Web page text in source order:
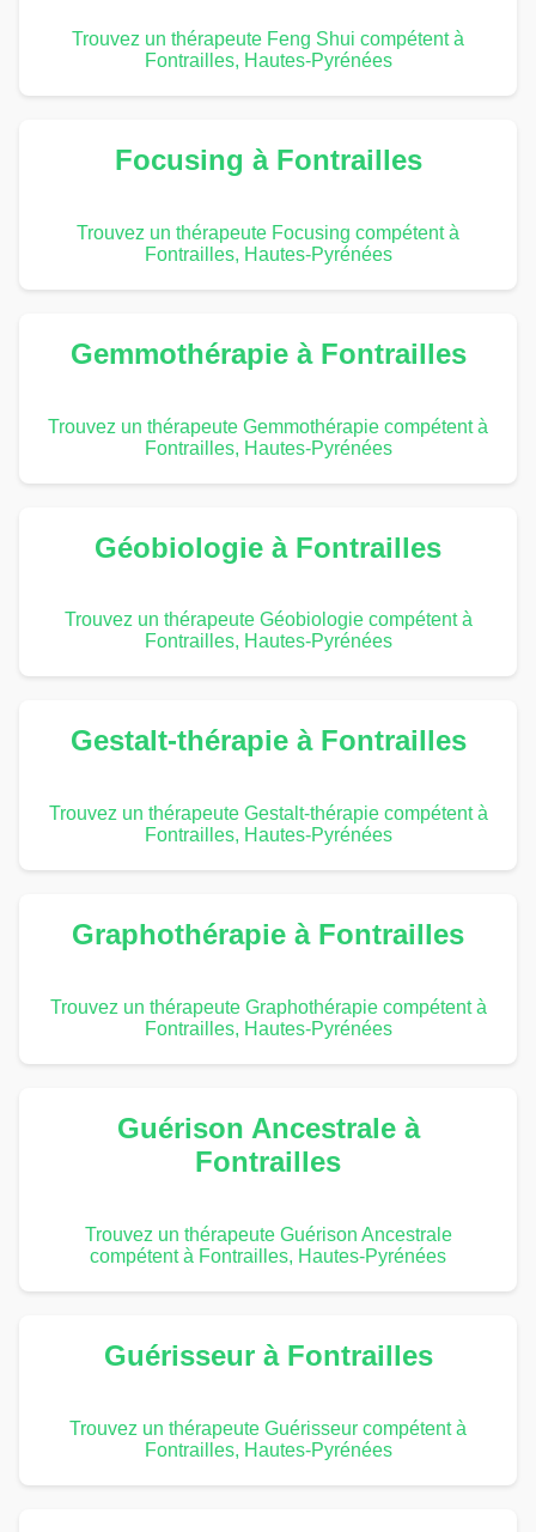
Trouvez un thérapeute Feng Shui compétent à
Fontrailles, Hautes-Pyrénées
Focusing à Fontrailles
Trouvez un thérapeute Focusing compétent à
Fontrailles, Hautes-Pyrénées
Gemmothérapie à Fontrailles
Trouvez un thérapeute Gemmothérapie compétent à
Fontrailles, Hautes-Pyrénées
Géobiologie à Fontrailles
Trouvez un thérapeute Géobiologie compétent à
Fontrailles, Hautes-Pyrénées
Gestalt-thérapie à Fontrailles
Trouvez un thérapeute Gestalt-thérapie compétent à
Fontrailles, Hautes-Pyrénées
Graphothérapie à Fontrailles
Trouvez un thérapeute Graphothérapie compétent à
Fontrailles, Hautes-Pyrénées
Guérison Ancestrale à
Fontrailles
Trouvez un thérapeute Guérison Ancestrale
compétent à Fontrailles, Hautes-Pyrénées
Guérisseur à Fontrailles
Trouvez un thérapeute Guérisseur compétent à
Fontrailles, Hautes-Pyrénées